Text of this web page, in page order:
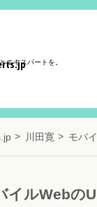
エキスパートを。
川田寛 モバ
イルWebの